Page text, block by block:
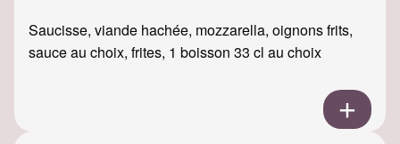
Saucisse, viande hachée, mozzarella, oignons frits,
sauce au choix, frites, 1 boisson 33 cl au choix